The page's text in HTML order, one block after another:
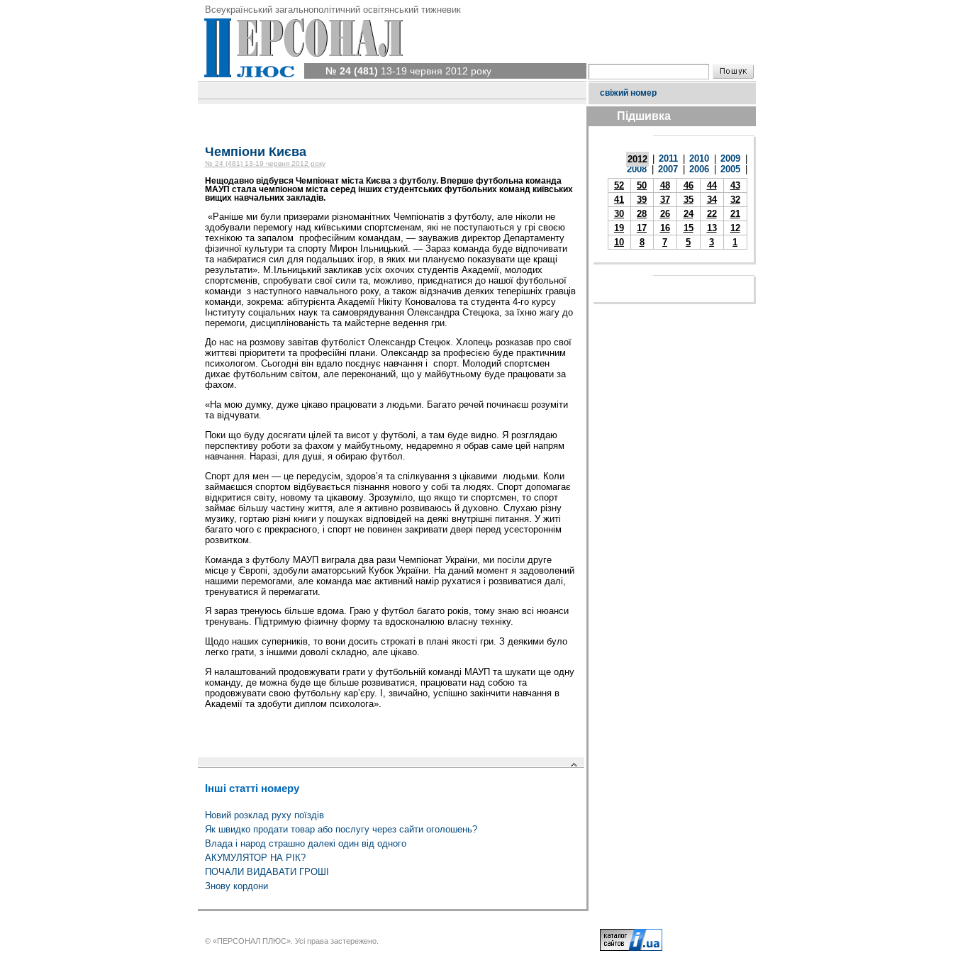
Всеукраїнський загальнополітичний освітянський тижневик
№ 24 (481) 13-19 червня 2012 року
свіжий номер
Чемпіони Києва
№ 24 (481) 13-19 червня 2012 року
Нещодавно відбувся Чемпіонат міста Києва з футболу. Вперше футбольна команда
МАУП стала чемпіоном міста серед інших студентських футбольних команд київських
вищих навчальних закладів.
«Раніше ми були призерами різноманітних Чемпіонатів з футболу, але ніколи не
здобували перемогу над київськими спортсменам, які не поступаються у грі своєю
технікою та запалом професійним командам, — зауважив директор Департаменту
фізичної культури та спорту Мирон Ільницький. — Зараз команда буде відпочивати
та набиратися сил для подальших ігор, в яких ми плануємо показувати ще кращі
результати». М.Іль­ницький закликав усіх охочих студентів Академії, молодих
спортсменів, спробувати свої сили та, можливо, приєднатися до нашої футбольної
команди з наступного навчального року, а також відзначив деяких теперішніх гравців
команди, зокрема: абітурієнта Академії Нікіту Коновалова та студента 4-го курсу
Інституту соціальних наук та самоврядування Олександра Стецюка, за їхню жагу до
перемоги, дисциплінованість та майстерне ведення гри.
До нас на розмову завітав футболіст Олександр Стецюк. Хлопець розказав про свої
життєві пріоритети та професійні плани. Олександр за професією буде практичним
психологом. Сьогодні він вдало поєднує навчання і спорт. Молодий спортсмен
дихає футбольним світом, але переконаний, що у майбутньому буде працювати за
фахом.
«На мою думку, дуже цікаво працювати з людьми. Багато речей починаєш розуміти
та відчувати.
Поки що буду досягати цілей та висот у футболі, а там буде видно. Я розглядаю
перспективу роботи за фахом у майбутньому, недаремно я обрав саме цей напрям
навчання. Наразі, для душі, я обираю футбол.
Спорт для мен — це передусім, здоров’я та спілкування з цікавими людьми. Коли
займаєшся спортом відбувається пізнання нового у собі та людях. Спорт допомагає
відкритися світу, новому та цікавому. Зрозуміло, що якщо ти спортсмен, то спорт
займає більшу частину життя, але я активно розвиваюсь й духовно. Слухаю різну
музику, гортаю різні книги у пошуках відповідей на деякі внутрішні питання. У житі
багато чого є прекрасного, і спорт не повинен закривати двері перед усестороннім
розвитком.
Команда з футболу МАУП виграла два рази Чемпіонат України, ми посіли друге
місце у Європі, здобули аматорський Кубок України. На даний момент я задоволений
нашими перемогами, але команда має активний намір рухатися і розвиватися далі,
тренуватися й перемагати.
Я зараз тренуюсь більше вдома. Граю у футбол багато років, тому знаю всі нюанси
тренувань. Підтримую фізичну форму та вдосконалюю власну техніку.
Щодо наших суперників, то вони досить строкаті в плані якості гри. З деякими було
легко грати, з іншими доволі складно, але цікаво.
Я налаштований продовжувати грати у футбольній команді МАУП та шукати ще одну
команду, де можна буде ще більше розвиватися, працювати над собою та
продовжувати свою футбольну кар’єру. І, звичайно, успішно закінчити навчання в
Академії та здобути диплом психолога».
Інші статті номеру
Новий розклад руху поїздів
Як швидко продати товар або послугу через сайти оголошень?
Влада і народ страшно далекі один від одного
АКУМУЛЯТОР НА РІК?
ПОЧАЛИ ВИДАВАТИ ГРОШІ
Знову кордони
Підшивка
2012 2011 2010 2009
2008 | 2007 2006 2005
52
50 48 46 44
43
41
39 37 35 34
32
30
28 26 24 22
21
19
17 16 15 13
12
10
8 7 5 3 1
© «ПЕРСОНАЛ ПЛЮС». Усі права застережено.